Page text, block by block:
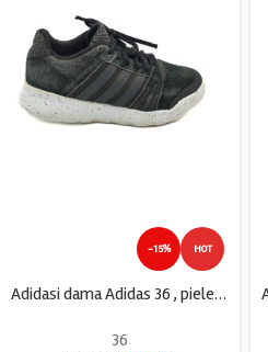
-15% HOT
Adidasi dama Adidas 36 , piele intoarsa , material textil , negru
36